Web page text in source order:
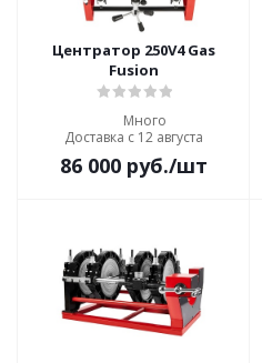
Центратор 250V4 Gas
Fusion
Много
Доставка с 12 августа
86 000руб./шт